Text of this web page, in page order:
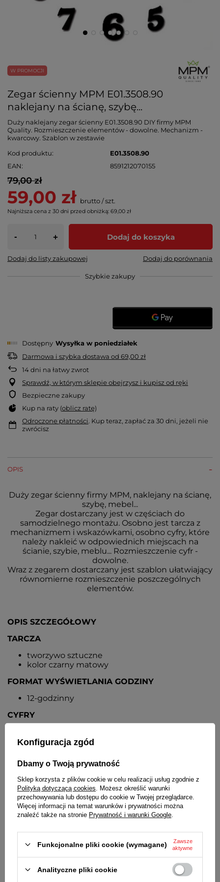
W PROMOCJI
Zegar ścienny MPM E01.3508.90
naklejany na ścianę, szybę...
Duży naklejany zegar ścienny E01.3508.90 DIY firmy MPM
Quality. Rozmieszczenie elementów - dowolne. Mechanizm -
kwarcowy. Szablon w zestawie
Kod produktu
E01.3508.90
EAN
8591212070155
79,00 zł
59,00 zł brutto/szt.
Najniższa cena z 30 dni przed obniżką: 69,00 zł
- + Dodaj do koszyka
Dodaj do listy zakupowej Dodaj do porównania
Szybkie zakupy
Dostępny Wysyłka w poniedziałek
Darmowa i szybka dostawa od 69,00 zł
14dni na łatwy zwrot
Sprawdź, w którym sklepie obejrzysz i kupisz od ręki
Bezpieczne zakupy
Kup na raty (oblicz ratę)
Odroczone płatności. Kup teraz, zapłać za 30 dni, jeżeli nie
zwrócisz
OPIS
Duży zegar ścienny firmy MPM, naklejany na ścianę,
szybę, mebel...
Zegar dostarczany jest w częściach do
samodzielnego montażu. Osobno jest tarcza z
mechanizmem i wskazówkami, osobno cyfry, które
należy nakleić w odpowiednich miejscach na
ścianie, szybie, meblu... Rozmieszczenie cyfr -
dowolne.
Wraz z zegarem dostarczany jest szablon ułatwiający
równomierne rozmieszczenie poszczególnych
elementów.
OPIS SZCZEGÓŁOWY
TARCZA
tworzywo sztuczne
kolor czarny matowy
FORMAT WYŚWIETLANIA GODZINY
12-godzinny
CYFRY
wysokość - 6 cm
aluminiowe
kolor czarny
długość wskazówki minutowej -15,5 cm
długość wskazówki godzinowej -12 cm
średnica wyznaczana przez wskazówkę
27 cm
kwarcowy, tykający
ZASILANIE
Konfiguracja zgód
Dbamy o Twoją prywatność
Sklep korzysta z plików cookie w celu realizacji usług zgodnie z
Polityką dotyczącą cookies . Możesz określić warunki
przechowywania lub dostępu do cookie w Twojej przeglądarce.
Więcej informacji na temat warunków i prywatności można
znaleźć także na stronie Prywatność i warunki Google
Funkcjonalne pliki cookie (wymagane)
Zawsze
aktywne
Analityczne pliki cookie